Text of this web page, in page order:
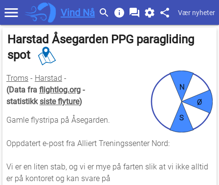
Vind Nå Vær nyheter
Harstad Åsegarden PPG paragliding
spot
N
Ø
S
Troms - Harstad -
(Data fra flightlog.org -
statistikk siste flyture)
Gamle flystripa på Åsegarden.
Oppdatert e-post fra Alliert Treningssenter Nord:
Vi er en liten stab, og vi er mye på farten slik at vi ikke alltid
er på kontoret og kan svare på